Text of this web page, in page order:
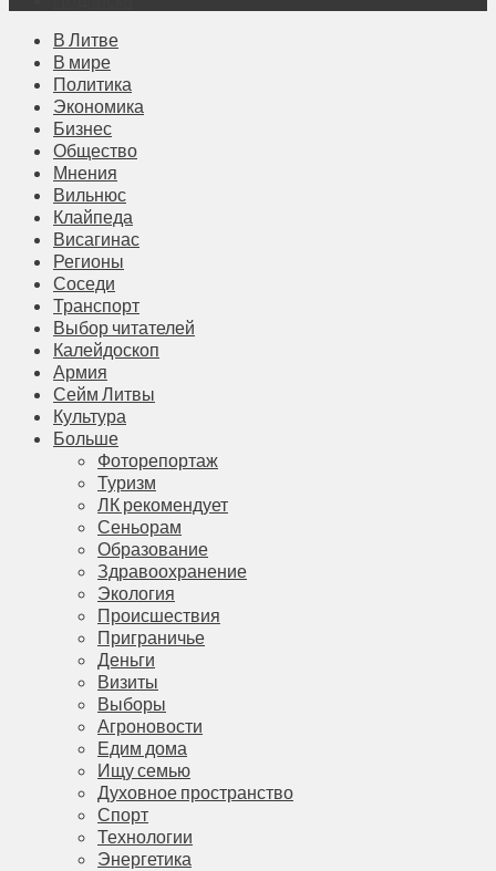
В Литве
В мире
Политика
Экономика
Бизнес
Общество
Мнения
Вильнюс
Клайпеда
Висагинас
Регионы
Соседи
Транспорт
Выбор читателей
Калейдоскоп
Армия
Сейм Литвы
Культура
Больше
Фоторепортаж
Туризм
ЛК рекомендует
Сеньорам
Образование
Здравоохранение
Экология
Происшествия
Приграничье
Деньги
Визиты
Выборы
Агроновости
Едим дома
Ищу семью
Духовное пространство
Спорт
Технологии
Энергетика